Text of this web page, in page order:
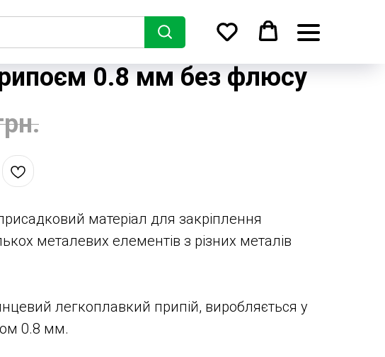
0.8 мм без флюсу
матеріал для закріплення
металевих елементів з різних металів
легкоплавкий припій, виробляється у
0.8 мм.